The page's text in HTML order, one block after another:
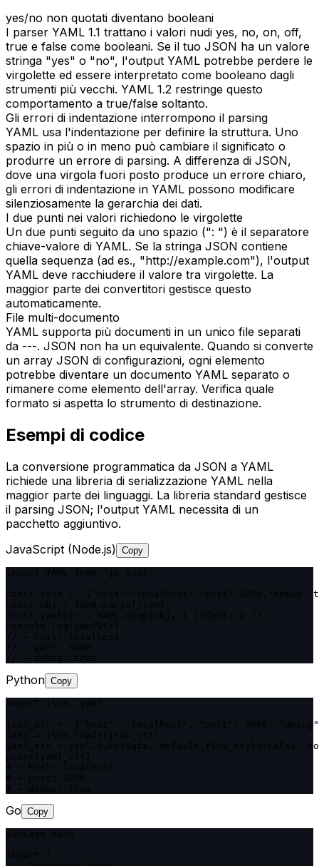
yes/no non quotati diventano booleani
I parser YAML 1.1 trattano i valori nudi yes, no, on, off,
true e false come booleani. Se il tuo JSON ha un valore
stringa "yes" o "no", l'output YAML potrebbe perdere le
virgolette ed essere interpretato come booleano dagli
strumenti più vecchi. YAML 1.2 restringe questo
comportamento a true/false soltanto.
Gli errori di indentazione interrompono il parsing
YAML usa l'indentazione per definire la struttura. Uno
spazio in più o in meno può cambiare il significato o
produrre un errore di parsing. A differenza di JSON,
dove una virgola fuori posto produce un errore chiaro,
gli errori di indentazione in YAML possono modificare
silenziosamente la gerarchia dei dati.
I due punti nei valori richiedono le virgolette
Un due punti seguito da uno spazio (": ") è il separatore
chiave-valore di YAML. Se la stringa JSON contiene
quella sequenza (ad es., "http://example.com"), l'output
YAML deve racchiudere il valore tra virgolette. La
maggior parte dei convertitori gestisce questo
automaticamente.
File multi-documento
YAML supporta più documenti in un unico file separati
da ---. JSON non ha un equivalente. Quando si converte
un array JSON di configurazioni, ogni elemento
potrebbe diventare un documento YAML separato o
rimanere come elemento dell'array. Verifica quale
formato si aspetta lo strumento di destinazione.
Esempi di codice
La conversione programmatica da JSON a YAML
richiede una libreria di serializzazione YAML nella
maggior parte dei linguaggi. La libreria standard gestisce
il parsing JSON; l'output YAML necessita di un
pacchetto aggiuntivo.
JavaScript (Node.js) Copy
const json =
Python Copy
json_str = '{"host": "localhost", "port": 3000,
yaml_str = yaml.dump(data, default_flow_style=False,
Go Copy